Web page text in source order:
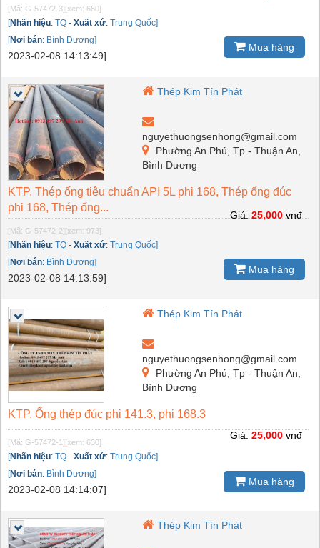
[Mã: G-57472-3] [xem: 680]
[Nhãn hiệu: TQ - Xuất xứ: Trung Quốc]
[Nơi bán: Bình Dương]
2023-02-08 14:13:49]
Mua hàng
Thép Kim Tín Phát
nguyethuongsenhong@gmail.com
Phường An Phú, Tp - Thuận An,
Bình Dương
KTP. Thép ống tiêu chuẩn API 5L phi 168, Thép ống đúc
phi 168, Thép ống...
[Mã: G-57472-2] [xem: 973]
[Nhãn hiệu: TQ - Xuất xứ: Trung Quốc]
[Nơi bán: Bình Dương]
2023-02-08 14:13:59]
Giá:25,000vnđ
Mua hàng
Thép Kim Tín Phát
nguyethuongsenhong@gmail.com
Phường An Phú, Tp - Thuận An,
Bình Dương
KTP. Ống thép đúc phi 141.3, phi 168.3
[Mã: G-57472-1] [xem: 630]
[Nhãn hiệu: TQ - Xuất xứ: Trung Quốc]
[Nơi bán: Bình Dương]
2023-02-08 14:14:07]
Giá: 25,000 vnđ
Mua hàng
Thép Kim Tín Phát